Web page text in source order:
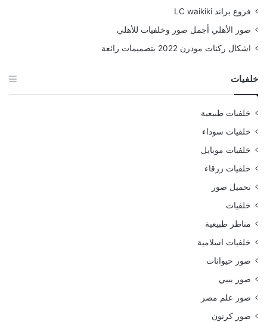
فروع براند LC waikiki
صور الأهلي أجمل صور وخلفيات للأهلي
اشكال ركنات مودرن 2022 بتصميمات رائعة
خلفيات
خلفيات طبيعية
خلفيات سوداء
خلفيات موبايل
خلفيات زرقاء
تحميل صور
خلفيات
مناظر طبيعية
خلفيات اسلامية
صور حيوانات
صور بيبي
صور علم مصر
صور كرتون